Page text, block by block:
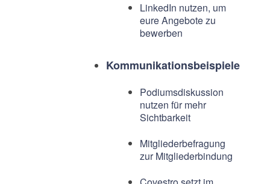
LinkedIn nutzen, um
eure Angebote zu
bewerben
Kommunikationsbeispiele
Podiumsdiskussion
nutzen für mehr
Sichtbarkeit
Mitgliederbefragung
zur Mitgliederbindung